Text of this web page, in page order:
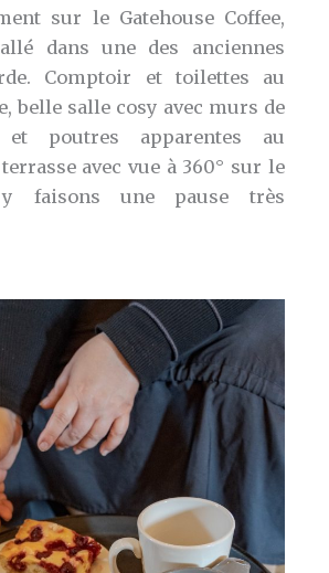
sur le Gatehouse Coffee,
dans une des anciennes
Comptoir et toilettes au
belle salle cosy avec murs de
poutres apparentes au
avec vue à 360° sur le
faisons une pause très